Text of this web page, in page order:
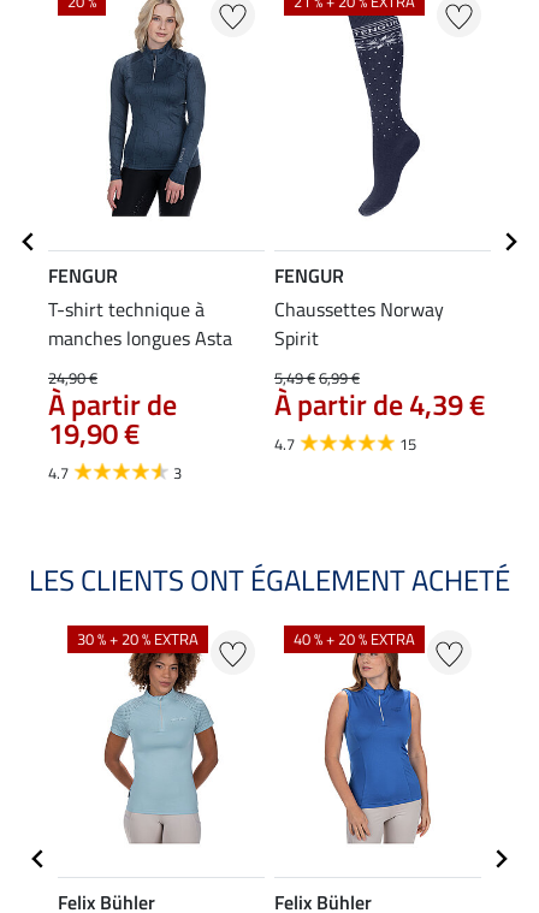
FENGUR
T-shirt technique à
manches longues Asta
24,90 €
À partir de
19,90 €
4.7 3
FENGUR
Chaussettes Norway
Spirit
5,49 €6,99 €
À partir de 4,39 €
4.7 15
LES CLIENTS ONT ÉGALEMENT ACHETÉ
30 % + 20 % EXTRA
Felix Bühler
40 % + 20 % EXTRA
Felix Bühler